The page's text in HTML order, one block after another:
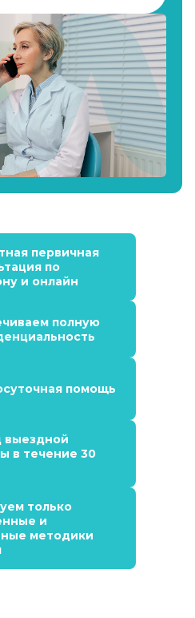
первичная
по
и онлайн
полную
помощь
выездной
в течение 30
только
и
методики